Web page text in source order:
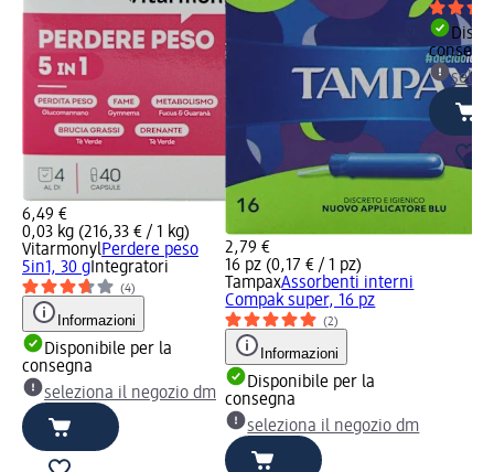
6,49 €
0,03 kg (216,33 € / 1 kg)
VitarmonylPerdere peso
5in1, 30 g Integratori
(4)
Informazioni
Disponibile per la
consegna
seleziona il negozio dm
2,79 €
16 pz (0,17 € / 1 pz)
TampaxAssorbenti interni
Compak super, 16 pz
(2)
Informazioni
Disponibile per la
consegna
seleziona il negozio dm